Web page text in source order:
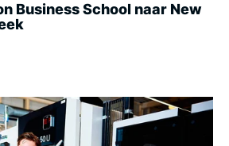
Business School naar New